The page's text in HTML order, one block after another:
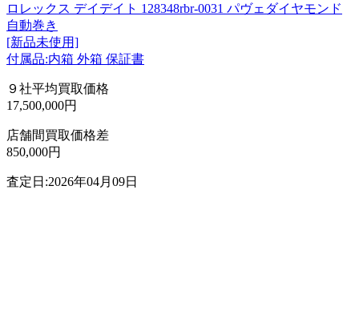
ロレックス デイデイト 128348rbr-0031 パヴェダイヤモンド
自動巻き
[新品未使用]
付属品:内箱 外箱 保証書
９社平均買取価格
17,500,000円
店舗間買取価格差
850,000円
査定日:2026年04月09日